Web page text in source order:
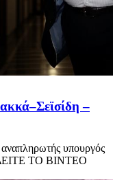
–
αναπληρωτής υπουργός
ΔΕΙΤΕ ΤΟ ΒΙΝΤΕΟ